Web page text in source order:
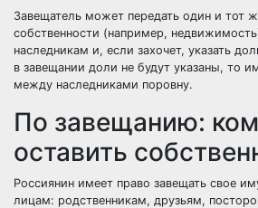
Завещатель может передать один и тот
собственности (например,
наследникам и, если захочет, указать
в завещании доли не будут указаны, то
между наследниками поровну.
По завещанию:
оставить
Россиянин имеет право завещать свое
лицам: родственникам, друзьям,